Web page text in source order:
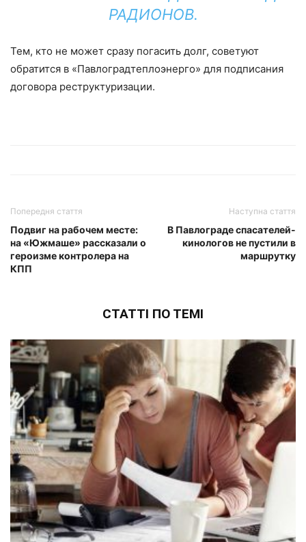
РАДИОНОВ.
Тем, кто не может сразу погасить долг, советуют
обратится в «Павлоградтеплоэнерго» для подписания
договора реструктуризации.
Попередня стаття
Подвиг на рабочем месте:
на «Южмаше» рассказали о
героизме контролера на
КПП
Наступна стаття
В Павлограде спасателей-
кинологов не пустили в
маршрутку
СТАТТІ ПО ТЕМІ